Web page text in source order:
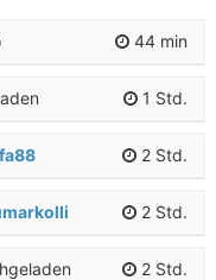
44 min
1 Std.
2 Std.
2 Std.
2 Std.